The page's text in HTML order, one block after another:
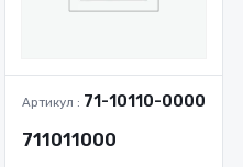
Артикул : 71-10110-0000
711011000